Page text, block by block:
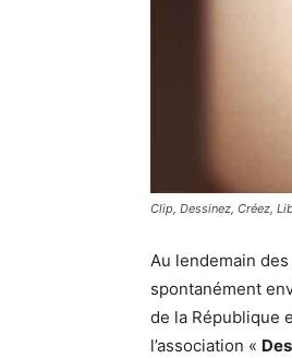
Clip, Dessinez, Créez,
Au lendemain
spontanément
de la République
l’association «